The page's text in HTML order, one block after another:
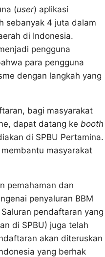
(user) aplikasi
sebanyak 4 juta dalam
di Indonesia.
pengguna
para pengguna
dengan langkah yang
bagi masyarakat
dapat datang ke booth
di SPBU Pertamina.
masyarakat
pemahaman dan
penyaluran BBM
pendaftaran yang
di SPBU) juga telah
akan diteruskan
yang berhak